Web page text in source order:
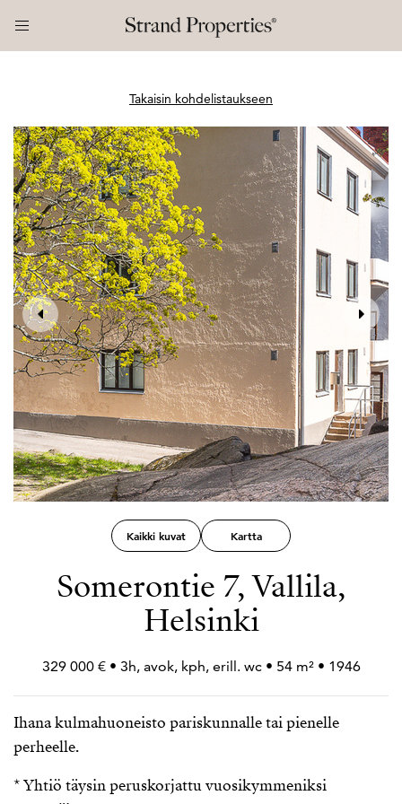
Takaisin kohdelistaukseen
Kaikki kuvat Kartta
Somerontie 7, Vallila,
Helsinki
329 000 € • 3h, avok, kph, erill. wc • 54 m² • 1946
Ihana kulmahuoneisto pariskunnalle tai pienelle
perheelle.
* Yhtiö täysin peruskorjattu vuosikymmeniksi